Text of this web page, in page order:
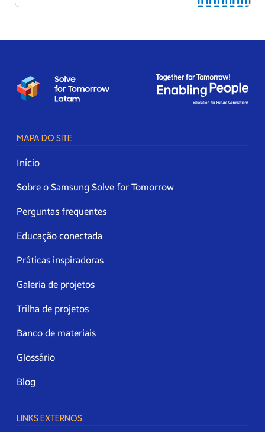
MAPA DO SITE
Início
Sobre o Samsung Solve for Tomorrow
Perguntas frequentes
Educação conectada
Práticas inspiradoras
Galeria de projetos
Trilha de projetos
Banco de materiais
Glossário
Blog
LINKS EXTERNOS